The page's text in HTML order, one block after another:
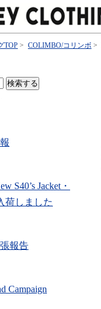
TOP > COLIMBO/コリンボ >
S40’s Jacket・
荷しました
報告
Campaign